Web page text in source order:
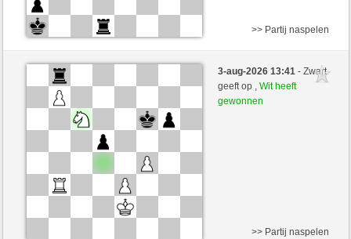
Wit
gimmy52 (1553) (-7)
Zwart
Speelduur: 5 minutes/side + 0 seconds/move
Partij telt mee voor de ranglijst
>> Partij naspelen
3-aug-2026 13:41- Zwart
geeft op ,Wit heeft
gewonnen
>> Partij naspelen